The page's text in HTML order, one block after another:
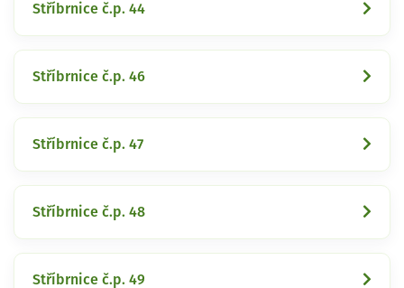
Stříbrnice č.p. 44
Stříbrnice č.p. 46
Stříbrnice č.p. 47
Stříbrnice č.p. 48
Stříbrnice č.p. 49